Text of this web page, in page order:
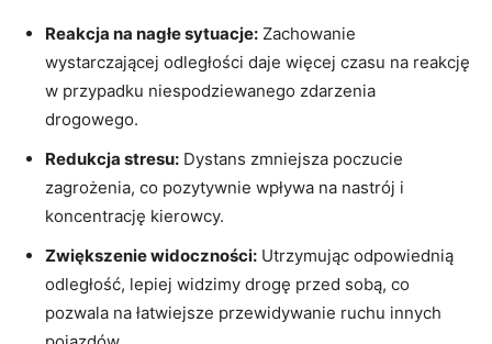
Reakcja na nagłe sytuacje: Zachowanie
wystarczającej odległości daje więcej czasu na reakcję
w przypadku niespodziewanego zdarzenia
drogowego.
Redukcja stresu: Dystans zmniejsza poczucie
zagrożenia, co pozytywnie wpływa na nastrój i
koncentrację kierowcy.
Zwiększenie widoczności: Utrzymując odpowiednią
odległość, lepiej widzimy drogę przed sobą, co
pozwala na łatwiejsze przewidywanie ruchu innych